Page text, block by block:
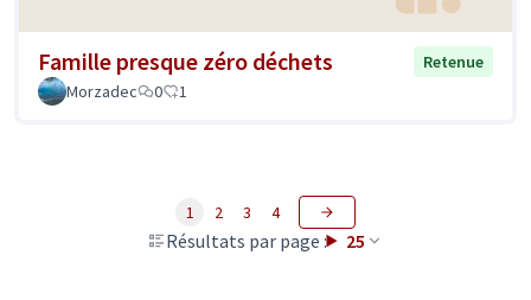
Famille presque zéro déchets
Retenue
Morzadec
0 1
Résultats par page : 25
1 2 3 4